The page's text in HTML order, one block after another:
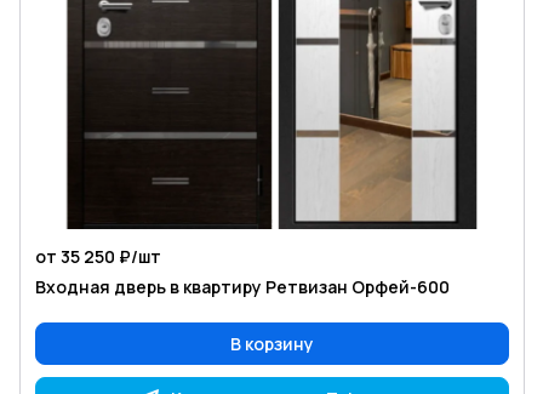
от 35 250 ₽/шт
Входная дверь в квартиру Ретвизан Орфей-600
В корзину